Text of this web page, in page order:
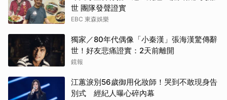
世 團隊發聲證實
EBC 東森娛樂
獨家／80年代偶像「小秦漢」張海漢驚傳辭
世！好友悲痛證實：2天前離開
鏡報
江蕙淚別56歲御用化妝師！哭到不敢現身告
別式 經紀人曝心碎內幕